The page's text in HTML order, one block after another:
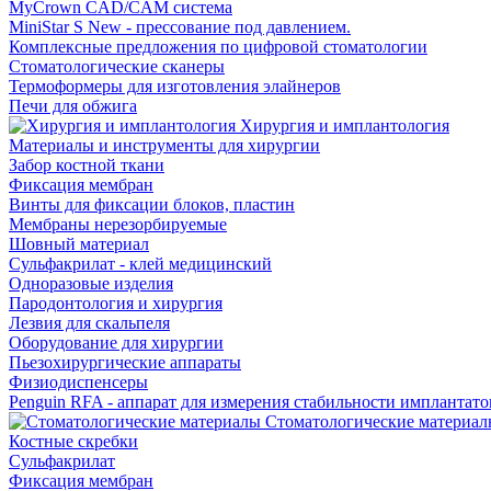
MyCrown CAD/CAM система
MiniStar S New - прессование под давлением.
Комплексные предложения по цифровой стоматологии
Стоматологические сканеры
Термоформеры для изготовления элайнеров
Печи для обжига
Хирургия и имплантология
Материалы и инструменты для хирургии
Забор костной ткани
Фиксация мембран
Винты для фиксации блоков, пластин
Мембраны нерезорбируемые
Шовный материал
Сульфакрилат - клей медицинский
Одноразовые изделия
Пародонтология и хирургия
Лезвия для скальпеля
Оборудование для хирургии
Пьезохирургические аппараты
Физиодиспенсеры
Penguin RFA - аппарат для измерения стабильности
Стоматологические
Костные скребки
Сульфакрилат
Фиксация мембран